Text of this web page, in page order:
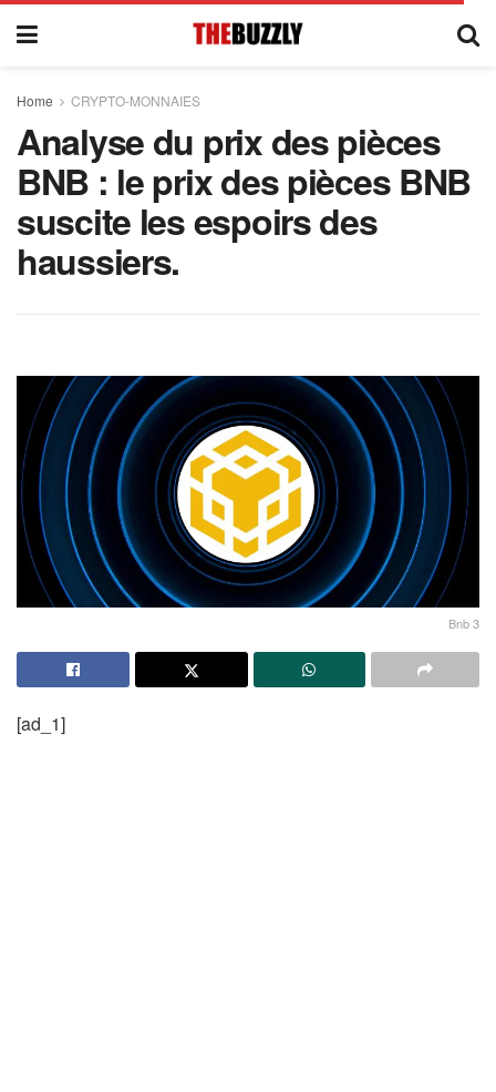
Home CRYPTO-MONNAIES
Analyse du prix des pièces
BNB : le prix des pièces BNB
suscite les espoirs des
haussiers.
Bnb 3
[ad_1]